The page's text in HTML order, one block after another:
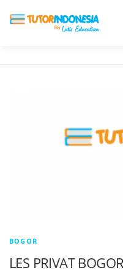
BOGOR
LES PRIVAT